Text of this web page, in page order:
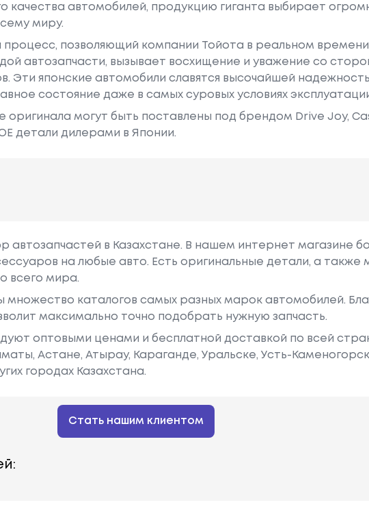
качества автомобилей, продукцию гиганта выбирает
миру.
процесс, позволяющий компании Тойота в реальном времени
автозапчасти, вызывает восхищение и уважение со
Эти японские автомобили славятся высочайшей
состояние даже в самых суровых условиях
оригинала могут быть поставлены под брендом Drive Joy,
детали дилерами в Японии.
автозапчастей в Казахстане. В нашем интернет магазине
на любые авто. Есть оригинальные детали, а также
всего мира.
каталогов самых разных марок автомобилей.
максимально точно подобрать нужную запчасть.
оптовыми ценами и бесплатной доставкой по всей
Астане, Атырау, Караганде, Уральске, Усть-
городах Казахстана.
Стать нашим клиентом